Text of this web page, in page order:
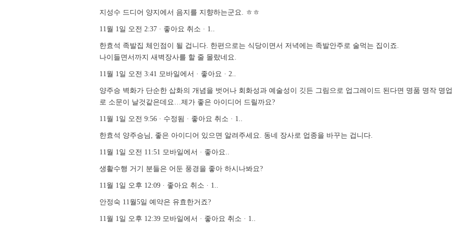
지성수 드디어 양지에서 음지를 지향하는군요. ㅎㅎ
11월 1일 오전 2:37 · 좋아요 취소 · 1..
한효석 족발집 체인점이 될 겁니다. 한편으로는 식당이면서 저녁에는 족발안주로 술먹는 집이죠.
나이들면서까지 새벽장사를 할 줄 몰랐네요.
11월 1일 오전 3:41 모바일에서 · 좋아요 · 2..
양주승 벽화가 단순한 삽화의 개념을 벗어나 회화성과 예술성이 깃든 그림으로 업그레이드 된다면 명품 명작 명
로 소문이 날것같은데요…제가 좋은 아이디어 드릴까요?
11월 1일 오전 9:56 · 수정됨 · 좋아요 취소 · 1..
한효석 양주승님, 좋은 아이디어 있으면 알려주세요. 동네 장사로 업종을 바꾸는 겁니다.
11월 1일 오전 11:51 모바일에서 · 좋아요..
생활수행 거기 분들은 어둔 풍경을 좋아 하시나봐요?
11월 1일 오후 12:09 · 좋아요 취소 · 1..
안정숙 11월5일 예약은 유효한거죠?
11월 1일 오후 12:39 모바일에서 · 좋아요 취소 · 1..